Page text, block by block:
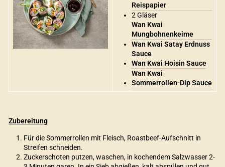
Reispapier
2 Gläser
Wan Kwai
Mungbohnenkeime
Wan Kwai Satay Erdnuss
Sauce
Wan Kwai Hoisin Sauce
Wan Kwai
Sommerrollen-Dip Sauce
Zubereitung
Für die Sommerrollen mit Fleisch, Roastbeef-Aufschnitt in
Streifen schneiden.
Zuckerschoten putzen, waschen, in kochendem Salzwasser 2-